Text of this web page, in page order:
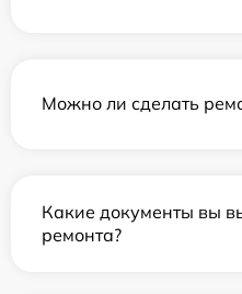
Можно ли сделать
Какие документы вы
ремонта?